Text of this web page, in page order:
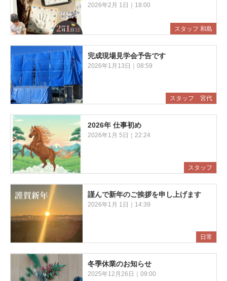
スタッフ 和島
2026年2月 1日｜18:00
スタッフ 宮代
完成現場見学会予告です
2026年1月13日｜08:59
スタッフ
2026年 仕事初め
2026年1月 5日｜22:24
日常
謹んで新年のご挨拶を申し上げます
2026年1月 1日｜14:39
冬季休業のお知らせ
2025年12月26日｜09:00